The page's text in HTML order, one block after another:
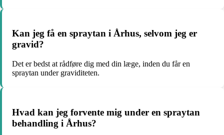
Kan jeg få en spraytan i Århus, selvom jeg er
gravid?
Det er bedst at rådføre dig med din læge, inden du får en
spraytan under graviditeten.
Hvad kan jeg forvente mig under en spraytan
behandling i Århus?